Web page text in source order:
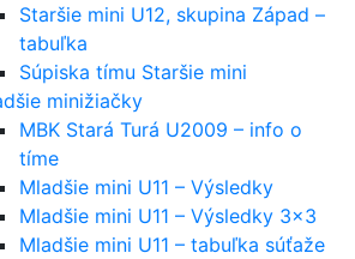
Staršie mini U12, skupina Západ –
tabuľka
Súpiska tímu Staršie mini
minižiačky
MBK Stará Turá U2009 – info o
tíme
Mladšie mini U11 – Výsledky
Mladšie mini U11 – Výsledky 3×3
Mladšie mini U11 – tabuľka súťaže